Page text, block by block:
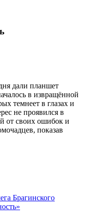
дали планшет
в извращённой
темнеет в глазах и
не проявился в
от своих ошибок и
показав
Брагинского